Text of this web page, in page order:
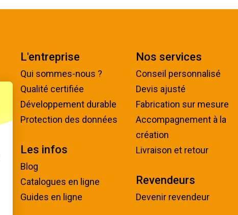
L'entreprise
Qui sommes-nous ?
Qualité certifiée
Développement durable
Protection des données
Les infos
Blog
Catalogues en ligne
Guides en ligne
Nos services
Conseil personnalisé
Devis ajusté
Fabrication sur mesure
Accompagnement à la
création
Livraison et retour
Revendeurs
Devenir revendeur